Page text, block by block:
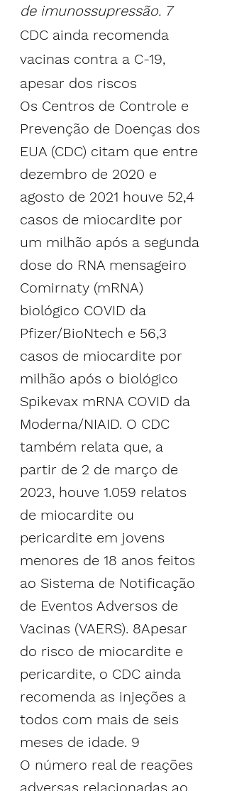
de imunossupressão. 7
CDC ainda recomenda
vacinas contra a C-19,
apesar dos riscos
Os Centros de Controle e
Prevenção de Doenças dos
EUA (CDC) citam que entre
dezembro de 2020 e
agosto de 2021 houve 52,4
casos de miocardite por
um milhão após a segunda
dose do RNA mensageiro
Comirnaty (mRNA)
biológico COVID da
Pfizer/BioNtech e 56,3
casos de miocardite por
milhão após o biológico
Spikevax mRNA COVID da
Moderna/NIAID. O CDC
também relata que, a
partir de 2 de março de
2023, houve 1.059 relatos
de miocardite ou
pericardite em jovens
menores de 18 anos feitos
ao Sistema de Notificação
de Eventos Adversos de
Vacinas (VAERS). 8Apesar
do risco de miocardite e
pericardite, o CDC ainda
recomenda as injeções a
todos com mais de seis
meses de idade. 9
O número real de reações
adversas relacionadas ao